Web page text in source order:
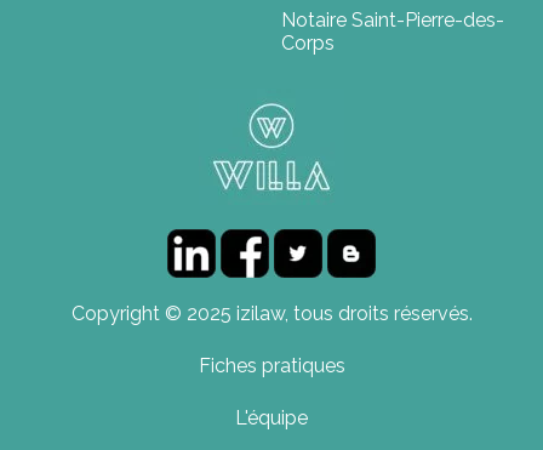
Notaire Saint-Pierre-des-
Corps
Copyright © 2025 izilaw, tous droits réservés.
Fiches pratiques
L'équipe